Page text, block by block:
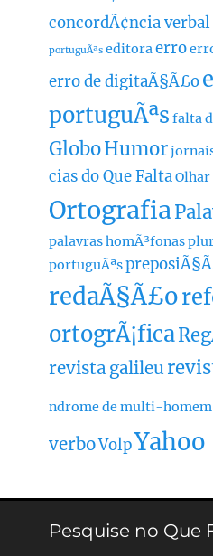
concordÃ¢ncia verbal
portuguÃªs editoraerro
erro de digitaÃ§Ã£o
portuguÃªs falta
GloboHumor
cias do Que Falta
Ortografia
palavras homÃ³fonas
portuguÃªs
redaÃ§Ã£o
ortogrÃ¡fica
revista galileu
ndrome de multi-homem
verboVolpYahoo
Pesquise no Que